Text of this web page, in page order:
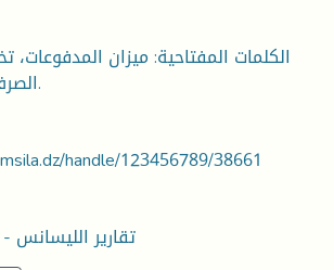
الكلمات المفتاحية: ميزان
الصرف، احتياطي الصرف.
handle/123456789/38661
Graduate Reports - تقارير الليسانس